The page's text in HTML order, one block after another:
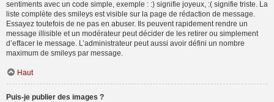
sentiments avec un code simple, exemple : :) signifie joyeux, :( signifie triste. La
liste complète des smileys est visible sur la page de rédaction de message.
Essayez toutefois de ne pas en abuser. Ils peuvent rapidement rendre un
message illisible et un modérateur peut décider de les retirer ou simplement
d’effacer le message. L’administrateur peut aussi avoir défini un nombre
maximum de smileys par message.
Haut
Puis-je publier des images ?